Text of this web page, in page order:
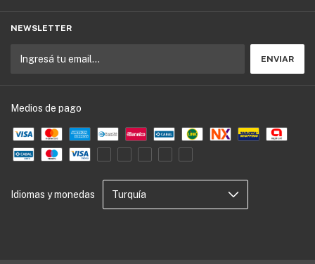
NEWSLETTER
Medios de pago
Idiomas y monedas